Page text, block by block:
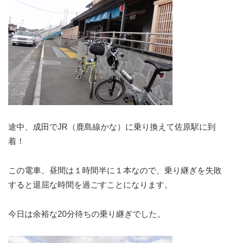
途中、成田でJR（鹿島線かな）に乗り換えて佐原駅に到
着！
この電車、昼間は１時間半に１本なので、乗り継ぎを失敗
すると退屈な時間を過ごすことになります。
今日は余裕な20分待ちの乗り継ぎでした。